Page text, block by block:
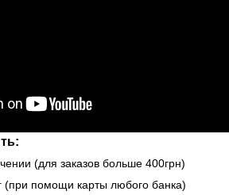
(для заказов больше 400грн)
(при помощи карты любого банка)